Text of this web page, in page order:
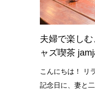
夫婦で楽し
ャズ喫茶
時間
こんにちは！ リ
記念日に、妻と